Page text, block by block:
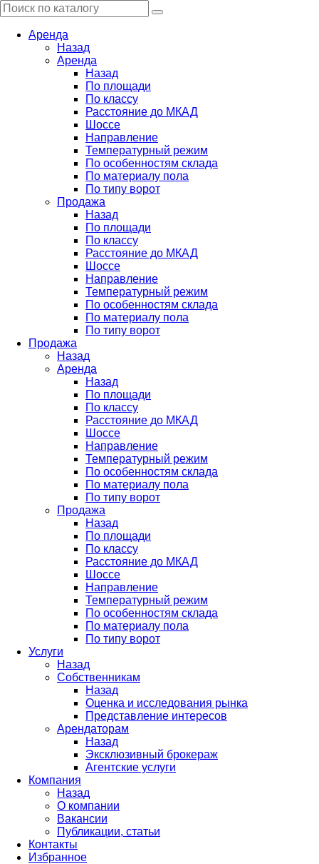
Аренда
Назад
Аренда
Назад
По площади
По классу
Расстояние до МКАД
Шоссе
Направление
Температурный режим
По особенностям склада
По материалу пола
По типу ворот
Продажа
Назад
По площади
По классу
Расстояние до МКАД
Шоссе
Направление
Температурный режим
По особенностям склада
По материалу пола
По типу ворот
Продажа
Назад
Аренда
Назад
По площади
По классу
Расстояние до МКАД
Шоссе
Направление
Температурный режим
По особенностям склада
По материалу пола
По типу ворот
Продажа
Назад
По площади
По классу
Расстояние до МКАД
Шоссе
Направление
Температурный режим
По особенностям склада
По материалу пола
По типу ворот
Услуги
Назад
Собственникам
Назад
Оценка и исследования рынка
Представление интересов
Арендаторам
Назад
Эксклюзивный брокераж
Агентские услуги
Компания
Назад
О компании
Вакансии
Публикации, статьи
Контакты
Избранное